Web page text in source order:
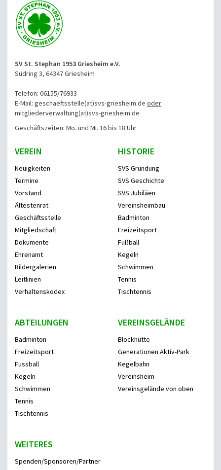
SV St. Stephan 1953 Griesheim e.V.
Südring 3, 64347 Griesheim
Telefon: 06155/76933
E-Mail: geschaeftsstelle(at)svs-griesheim.de oder
mitgliederverwaltung(at)svs-griesheim.de
Geschäftszeiten: Mo. und Mi. 16 bis 18 Uhr
VEREIN
Neuigkeiten
Termine
Vorstand
Ältestenrat
Geschäftsstelle
Mitgliedschaft
Dokumente
Ehrenamt
Bildergalerien
Leitlinien
Verhaltenskodex
HISTORIE
SVS Gründung
SVS Geschichte
SVS Jubiläen
Vereinsheimbau
Badminton
Freizeitsport
Fußball
Kegeln
Schwimmen
Tennis
Tischtennis
ABTEILUNGEN
Badminton
Freizeitsport
Fussball
Kegeln
Schwimmen
Tennis
Tischtennis
VEREINSGELÄNDE
Blockhütte
Generationen Aktiv-Park
Kegelbahn
Vereinsheim
Vereinsgelände von oben
WEITERES
Spenden/Sponsoren/Partner